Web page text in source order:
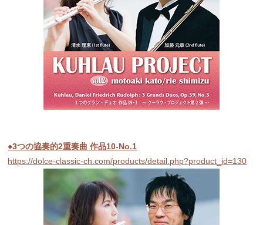
●3つの協奏的2重奏曲 作品10-No.1
https://dolce-classic-ch.com/products/detail.php?product_id=130